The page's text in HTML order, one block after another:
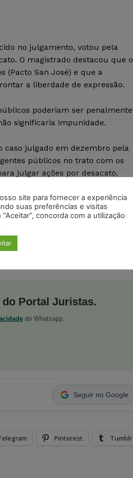
no julgamento, votou pela
O magistrado destacou que o
(Pacto San José) e que a
a liberdade de expressão.
poderiam ser penalmente
significaria impunidade.
caso julgado em dezembro pela
públicos no trato com os
julgar ações por desacato,
ofensa a opinião negativa do
Portal Juristas.
do Whatsapp.
Seguir no Google
Pinterest Tumblr
site para fornecer a experiência
suas preferências e visitas
concorda com a utilização